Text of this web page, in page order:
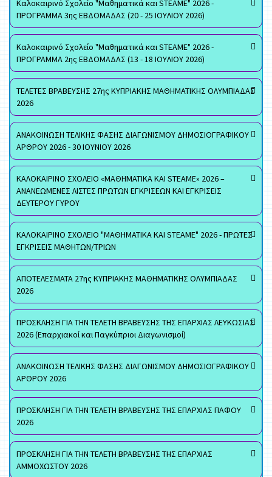
Καλοκαιρινό Σχολείο "Μαθηματικά και STEAME" 2026 -
ΠΡΟΓΡΑΜΜΑ 3ης ΕΒΔΟΜΑΔΑΣ (20 - 25 ΙΟΥΛΙΟΥ 2026)
Καλοκαιρινό Σχολείο "Μαθηματικά και STEAME" 2026 -
ΠΡΟΓΡΑΜΜΑ 2ης ΕΒΔΟΜΑΔΑΣ (13 - 18 ΙΟΥΛΙΟΥ 2026)
ΤΕΛΕΤΕΣ ΒΡΑΒΕΥΣΗΣ 27ης ΚΥΠΡΙΑΚΗΣ ΜΑΘΗΜΑΤΙΚΗΣ ΟΛΥΜΠΙΑΔΑΣ
2026
ΑΝΑΚΟΙΝΩΣΗ ΤΕΛΙΚΗΣ ΦΑΣΗΣ ΔΙΑΓΩΝΙΣΜΟΥ ΔΗΜΟΣΙΟΓΡΑΦΙΚΟΥ
ΑΡΘΡΟΥ 2026 - 30 ΙΟΥΝΙΟΥ 2026
ΚΑΛΟΚΑΙΡΙΝΟ ΣΧΟΛΕΙΟ «ΜΑΘΗΜΑΤΙΚΑ ΚΑΙ STEAME» 2026 –
ΑΝΑΝΕΩΜΕΝΕΣ ΛΙΣΤΕΣ ΠΡΩΤΩΝ ΕΓΚΡΙΣΕΩΝ ΚΑΙ ΕΓΚΡΙΣΕΙΣ
ΔΕΥΤΕΡΟΥ ΓΥΡΟΥ
ΚΑΛΟΚΑΙΡΙΝΟ ΣΧΟΛΕΙΟ "ΜΑΘΗΜΑΤΙΚΑ ΚΑΙ STEAME" 2026 - ΠΡΩΤΕΣ
ΕΓΚΡΙΣΕΙΣ ΜΑΘΗΤΩΝ/ΤΡΙΩΝ
ΑΠΟΤΕΛΕΣΜΑΤΑ 27ης ΚΥΠΡΙΑΚΗΣ ΜΑΘΗΜΑΤΙΚΗΣ ΟΛΥΜΠΙΑΔΑΣ
2026
ΠΡΟΣΚΛΗΣΗ ΓΙΑ ΤΗΝ ΤΕΛΕΤΗ ΒΡΑΒΕΥΣΗΣ ΤΗΣ ΕΠΑΡΧΙΑΣ ΛΕΥΚΩΣΙΑΣ
2026 (Επαρχιακοί και Παγκύπριοι Διαγωνισμοί)
ΑΝΑΚΟΙΝΩΣΗ ΤΕΛΙΚΗΣ ΦΑΣΗΣ ΔΙΑΓΩΝΙΣΜΟΥ ΔΗΜΟΣΙΟΓΡΑΦΙΚΟΥ
ΑΡΘΡΟΥ 2026
ΠΡΟΣΚΛΗΣΗ ΓΙΑ ΤΗΝ ΤΕΛΕΤΗ ΒΡΑΒΕΥΣΗΣ ΤΗΣ ΕΠΑΡΧΙΑΣ ΠΑΦΟΥ
2026
ΠΡΟΣΚΛΗΣΗ ΓΙΑ ΤΗΝ ΤΕΛΕΤΗ ΒΡΑΒΕΥΣΗΣ ΤΗΣ ΕΠΑΡΧΙΑΣ
ΑΜΜΟΧΩΣΤΟΥ 2026